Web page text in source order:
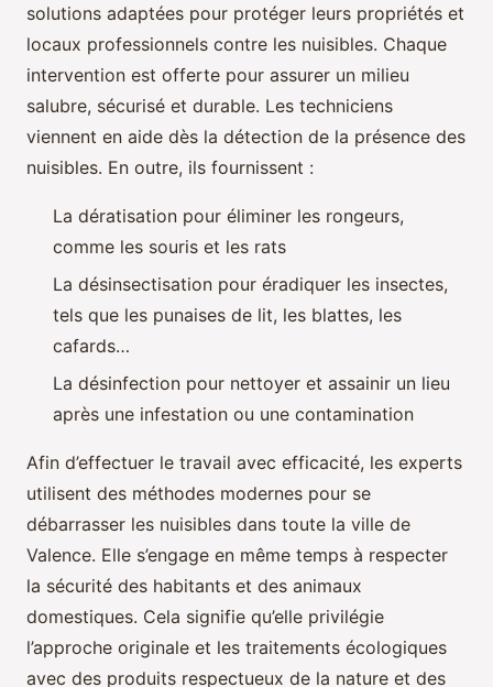
solutions adaptées pour protéger leurs propriétés et
locaux professionnels contre les nuisibles. Chaque
intervention est offerte pour assurer un milieu
salubre, sécurisé et durable. Les techniciens
viennent en aide dès la détection de la présence des
nuisibles. En outre, ils fournissent :
La dératisation pour éliminer les rongeurs,
comme les souris et les rats
La désinsectisation pour éradiquer les insectes,
tels que les punaises de lit, les blattes, les
cafards…
La désinfection pour nettoyer et assainir un lieu
après une infestation ou une contamination
Afin d’effectuer le travail avec efficacité, les experts
utilisent des méthodes modernes pour se
débarrasser les nuisibles dans toute la ville de
Valence. Elle s’engage en même temps à respecter
la sécurité des habitants et des animaux
domestiques. Cela signifie qu’elle privilégie
l’approche originale et les traitements écologiques
avec des produits respectueux de la nature et des